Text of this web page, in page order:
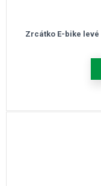
Zrcátko E-bike levé